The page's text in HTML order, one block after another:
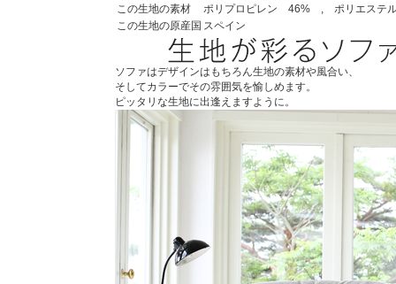
この生地の素材
ポリプロピレン 46% , ポリエス
この生地の原産国 スペイン
ソファはデザインはもちろん生地の素材や風合い、
そしてカラーでその雰囲気を愉しめます。
ピッタリな生地に出逢えますように。